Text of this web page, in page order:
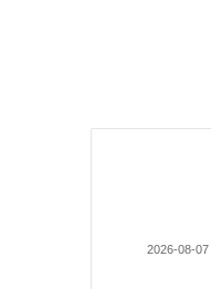
2026-08-07